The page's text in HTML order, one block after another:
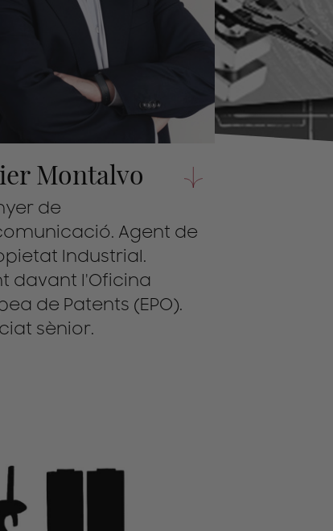
Montalvo
de
Agent de
Industrial.
davant l'Oficina
de Patents (EPO).
sènior.